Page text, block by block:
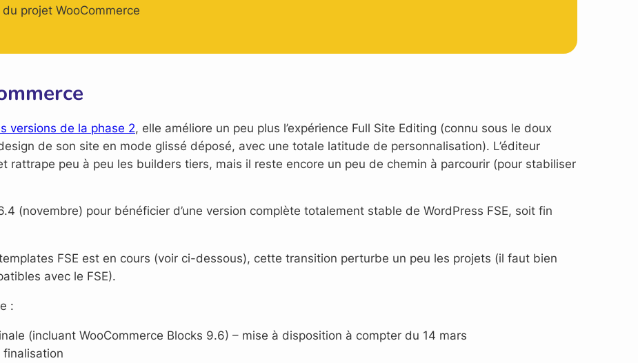
projet WooCommerce
versions de la phase 2, elle améliore un peu plus l’expérience Full Site Editing (connu sous le doux
de son site en mode glissé déposé, avec une totale latitude de personnalisation). L’éditeur
rattrape peu à peu les builders tiers, mais il reste encore un peu de chemin à parcourir (pour stabiliser
(novembre) pour bénéficier d’une version complète totalement stable de WordPress FSE, soit fin
FSE est en cours (voir ci-dessous), cette transition perturbe un peu les projets (il faut bien
avec le FSE).
:
(incluant WooCommerce Blocks 9.6) – mise à disposition à compter du 14 mars
finalisation